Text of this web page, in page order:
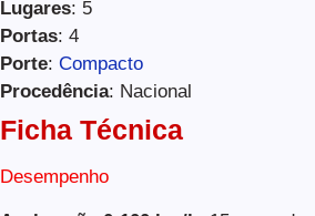
Lugares: 5
Portas: 4
Porte: Compacto
Procedência: Nacional
Ficha Técnica
Desempenho